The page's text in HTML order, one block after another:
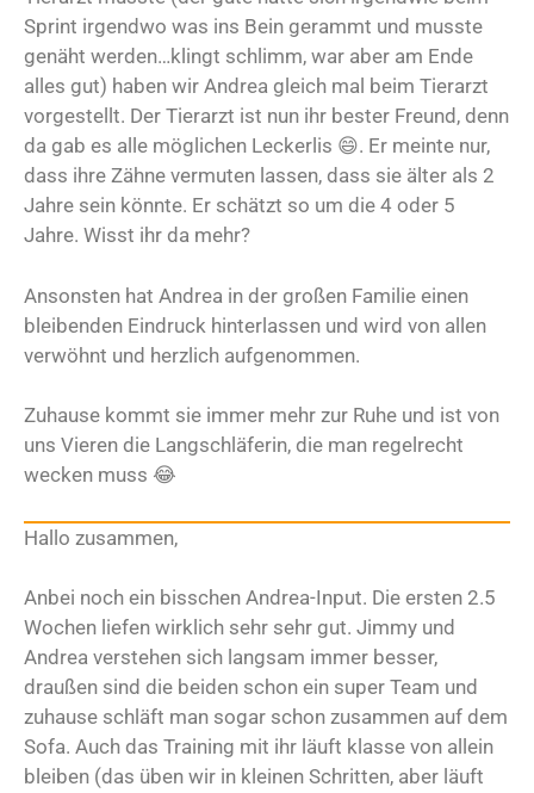
Sprint irgendwo was ins Bein gerammt und musste
genäht werden…klingt schlimm, war aber am Ende
alles gut) haben wir Andrea gleich mal beim Tierarzt
vorgestellt. Der Tierarzt ist nun ihr bester Freund, denn
da gab es alle möglichen Leckerlis 😄. Er meinte nur,
dass ihre Zähne vermuten lassen, dass sie älter als 2
Jahre sein könnte. Er schätzt so um die 4 oder 5
Jahre. Wisst ihr da mehr?
Ansonsten hat Andrea in der großen Familie einen
bleibenden Eindruck hinterlassen und wird von allen
verwöhnt und herzlich aufgenommen.
Zuhause kommt sie immer mehr zur Ruhe und ist von
uns Vieren die Langschläferin, die man regelrecht
wecken muss 😂
Hallo zusammen,
Anbei noch ein bisschen Andrea-Input. Die ersten 2.5
Wochen liefen wirklich sehr sehr gut. Jimmy und
Andrea verstehen sich langsam immer besser,
draußen sind die beiden schon ein super Team und
zuhause schläft man sogar schon zusammen auf dem
Sofa. Auch das Training mit ihr läuft klasse von allein
bleiben (das üben wir in kleinen Schritten, aber läuft